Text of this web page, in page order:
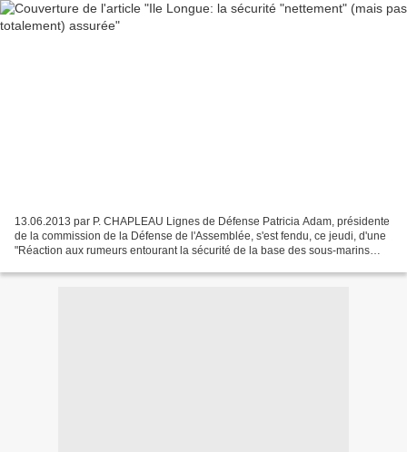
13.06.2013 par P. CHAPLEAU Lignes de Défense Patricia Adam, présidente
de la commission de la Défense de l'Assemblée, s'est fendu, ce jeudi, d'une
"Réaction aux rumeurs entourant la sécurité de la base des sous-marins